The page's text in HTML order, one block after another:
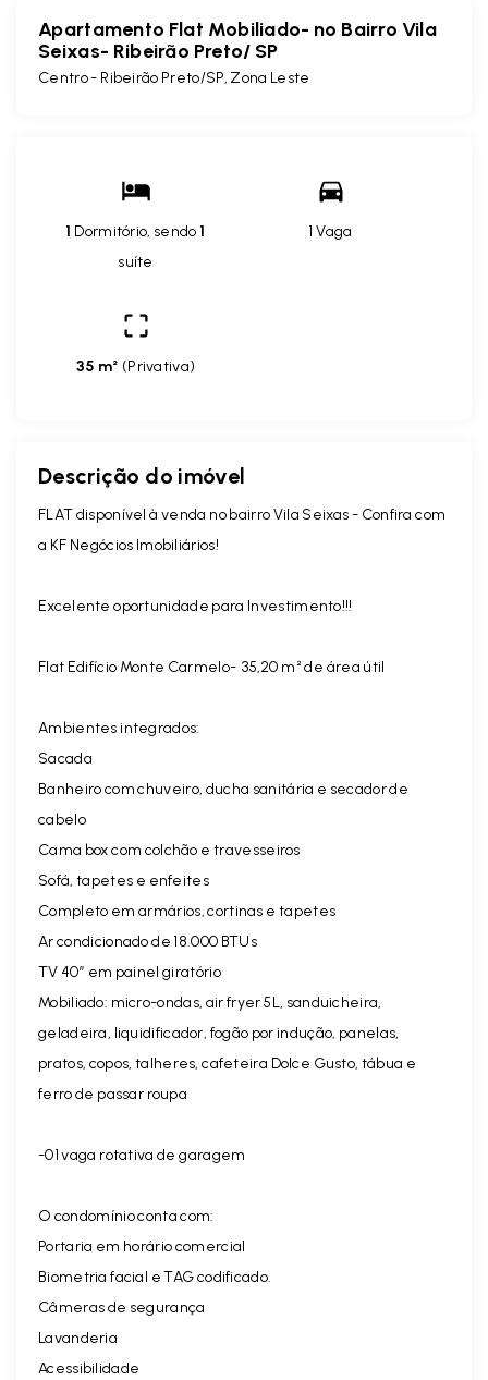
Apartamento Flat Mobiliado- no Bairro Vila
Seixas- Ribeirão Preto/ SP
Centro - Ribeirão Preto/SP, Zona Leste
1 Dormitório, sendo1
suíte
1 Vaga
35 m² (Privativa)
Descrição do imóvel
FLAT disponível à venda no bairro Vila Seixas - Confira com
a KF Negócios Imobiliários!
Excelente oportunidade para Investimento!!!
Flat Edifício Monte Carmelo- 35,20 m² de área útil
Ambientes integrados:
Sacada
Banheiro com chuveiro, ducha sanitária e secador de
cabelo
Cama box com colchão e travesseiros
Sofá, tapetes e enfeites
Completo em armários, cortinas e tapetes
Ar condicionado de 18.000 BTUs
TV 40” em painel giratório
Mobiliado: micro-ondas, air fryer 5L, sanduicheira,
geladeira, liquidificador, fogão por indução, panelas,
pratos, copos, talheres, cafeteira Dolce Gusto, tábua e
ferro de passar roupa
-01 vaga rotativa de garagem
O condomínio conta com:
Portaria em horário comercial
Biometria facial e TAG codificado.
Câmeras de segurança
Lavanderia
Acessibilidade